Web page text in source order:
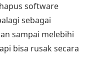
software
sebagai
sampai melebihi
bisa rusak secara